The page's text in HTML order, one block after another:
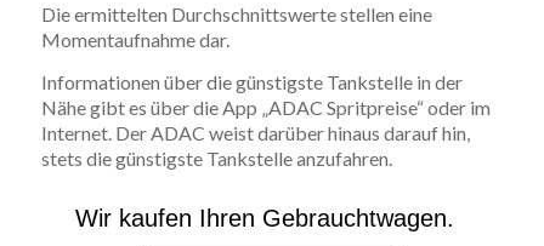
Die ermittelten Durchschnittswerte stellen eine
Momentaufnahme dar.
Informationen über die günstigste Tankstelle in der
Nähe gibt es über die App „ADAC Spritpreise“ oder im
Internet. Der ADAC weist darüber hinaus darauf hin,
stets die günstigste Tankstelle anzufahren.
Wir kaufen Ihren Gebrauchtwagen.